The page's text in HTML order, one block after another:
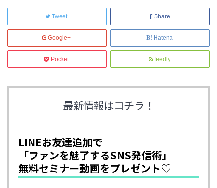
Tweet Share
Google+ Hatena
Pocket feedly
最新情報はコチラ！
LINEお友達追加で
「ファンを魅了するSNS発信術」
無料セミナー動画をプレゼント♡